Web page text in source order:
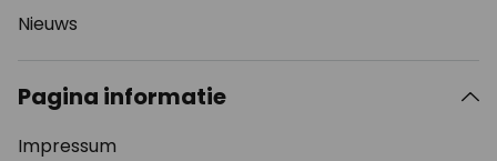
Nieuws
Pagina informatie
Impressum